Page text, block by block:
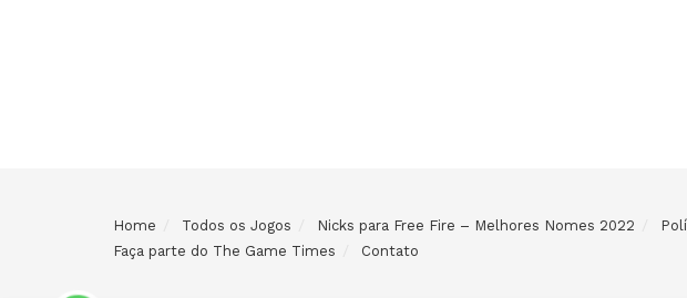
Home Todos os Jogos Nicks para Free Fire – Melhores Nomes 2022
Faça parte do The Game Times
Contato